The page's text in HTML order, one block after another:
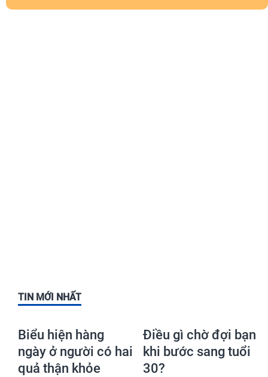
TIN MỚI NHẤT
Biểu hiện hàng
ngày ở người có hai
quả thận khỏe
Điều gì chờ đợi bạn
khi bước sang tuổi
30?